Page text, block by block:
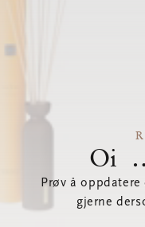
Oi
Prøv å
gjerne